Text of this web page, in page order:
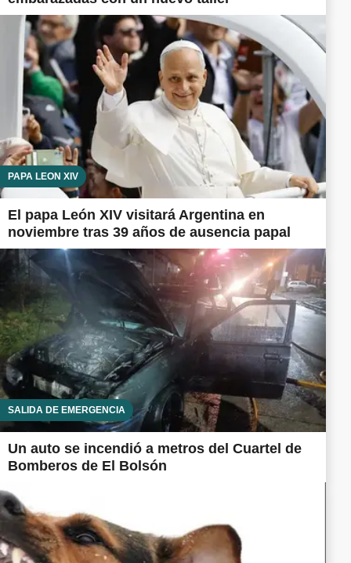
PAPA LEÓN XIV
El papa León XIV visitará Argentina en
noviembre tras 39 años de ausencia papal
SALIDA DE EMERGENCIA
Un auto se incendió a metros del Cuartel de
Bomberos de El Bolsón